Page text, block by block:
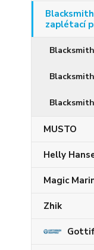
zaplétací
MUSTO
Helly
Magic
Zhik